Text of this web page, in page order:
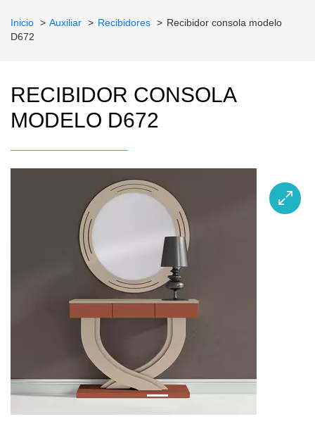
Inicio Auxiliar Recibidores
Recibidor consola modelo
D672
RECIBIDOR CONSOLA
MODELO D672